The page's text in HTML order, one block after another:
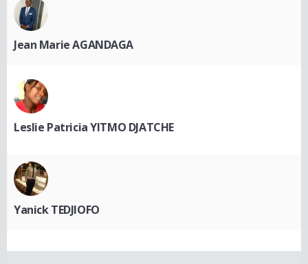
Jean Marie AGANDAGA
Leslie Patricia YITMO DJATCHE
Yanick TEDJIOFO